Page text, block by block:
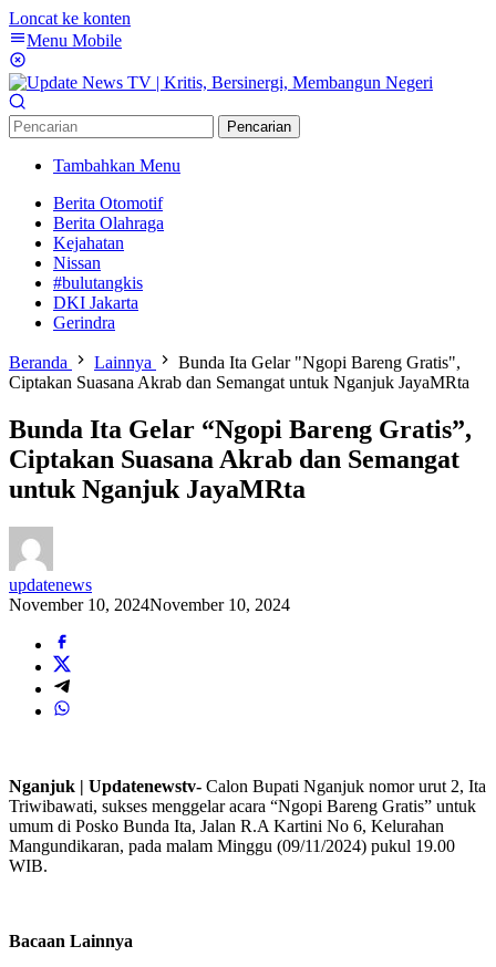
Loncat ke konten
Menu Mobile
Pencarian
Tambahkan Menu
Berita Otomotif
Berita Olahraga
Kejahatan
Nissan
#bulutangkis
DKI Jakarta
Gerindra
Beranda Lainnya
Bunda Ita Gelar "Ngopi Bareng Gratis",
Ciptakan Suasana Akrab dan Semangat untuk Nganjuk JayaMRta
Bunda Ita Gelar “Ngopi Bareng Gratis”,
Ciptakan Suasana Akrab dan Semangat
untuk Nganjuk JayaMRta
updatenews
November 10, 2024November 10, 2024
Nganjuk | Updatenewstv- Calon Bupati Nganjuk nomor urut 2, Ita
Triwibawati, sukses menggelar acara “Ngopi Bareng Gratis” untuk
umum di Posko Bunda Ita, Jalan R.A Kartini No 6, Kelurahan
Mangundikaran, pada malam Minggu (09/11/2024) pukul 19.00
WIB.
Bacaan Lainnya